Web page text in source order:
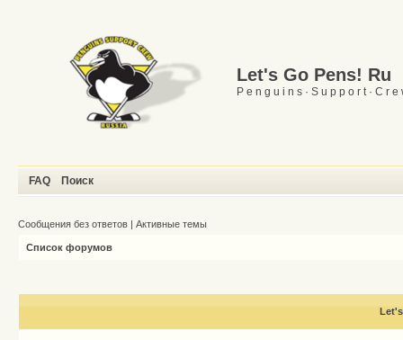
Let's Go Pens! Ru
P e n g u i n s · S u p p o r t · C r e
FAQ Поиск
Сообщения без ответов | Активные темы
Список форумов